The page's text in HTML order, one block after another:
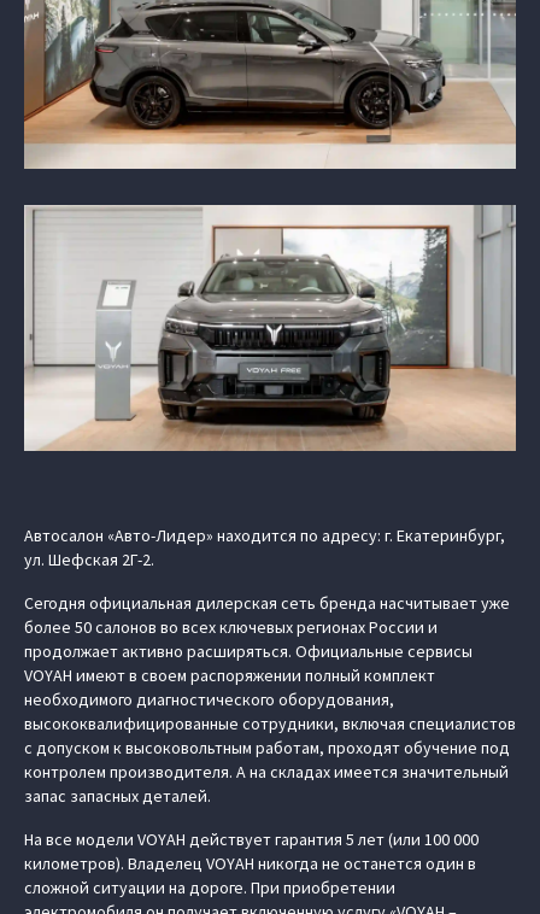
Автосалон «Авто-Лидер» находится по адресу: г. Екатеринбург,
ул. Шефская 2Г-2.
Сегодня официальная дилерская сеть бренда насчитывает уже
более 50 салонов во всех ключевых регионах России и
продолжает активно расширяться. Официальные сервисы
VOYAH имеют в своем распоряжении полный комплект
необходимого диагностического оборудования,
высококвалифицированные сотрудники, включая специалистов
с допуском к высоковольтным работам, проходят обучение под
контролем производителя. А на складах имеется значительный
запас запасных деталей.
На все модели VOYAH действует гарантия 5 лет (или 100 000
километров). Владелец VOYAH никогда не останется один в
сложной ситуации на дороге. При приобретении